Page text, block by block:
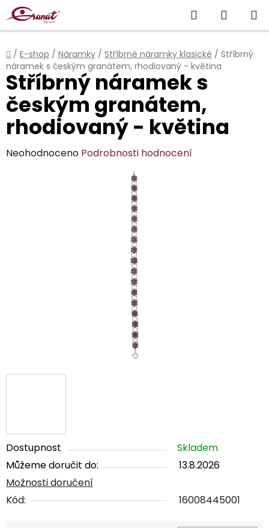
Přejít
na
obsah
Hledat
KOŠÍK
Domů
/ E-shop / Náramky / Stříbrné náramky klasické / Stříbrný
náramek s českým granátem, rhodiovaný - květina
Dostupnost
Skladem
Můžeme doručit do:
13.8.2026
Možnosti doručení
Kód:
16008445001
Stříbrný náramek s
českým granátem,
rhodiovaný - květina
Průměrné
Neohodnoceno Podrobnosti hodnocení